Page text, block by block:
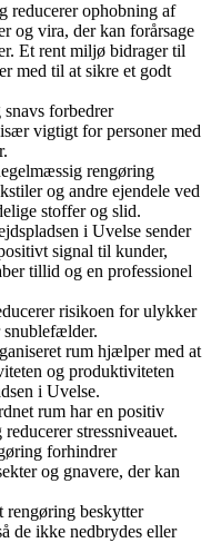
reducerer ophobning af
og vira, der kan forårsage
Et rent miljø bidrager til
med til at sikre et godt
forbedrer
vigtigt for personer med
rengøring
og andre ejendele ved
stoffer og slid.
i Uvelse sender
signal til kunder,
tillid og en professionel
risikoen for ulykker
snublefælder.
rum hjælper med at
og produktiviteten
i Uvelse.
rum har en positiv
stressniveauet.
forhindrer
og gnavere, der kan
rengøring beskytter
de ikke nedbrydes eller